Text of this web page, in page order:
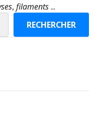
, filaments...
RECHERCHER